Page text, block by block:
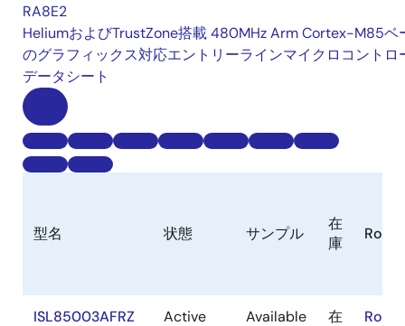
RA8E2
HeliumおよびTrustZone搭載 480MHz Arm Cortex-M85ベ
のグラフィックス対応エントリーラインマイクロコントロ
データシート
型名 状態 サンプル
在
庫
RoHS
ISL85003AFRZ Active Available
在